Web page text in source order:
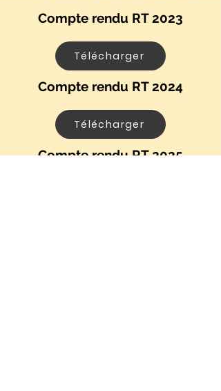
Compte rendu RT 2023
Télécharger
Compte rendu RT 2024
Télécharger
Compte rendu RT 2025